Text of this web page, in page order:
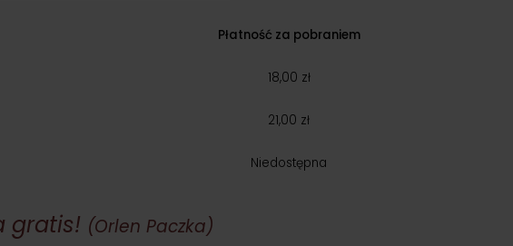
Płatność za pobraniem
18,00 zł
21,00 zł
Niedostępna
gratis! (Orlen Paczka)